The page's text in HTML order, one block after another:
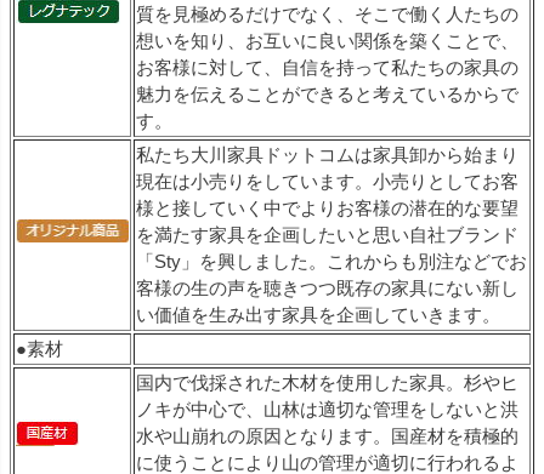
質を見極めるだけでなく、そこで働く人たちの
想いを知り、お互いに良い関係を築くことで、
お客様に対して、自信を持って私たちの家具の
魅力を伝えることができると考えているからで
す。
私たち大川家具ドットコムは家具卸から始まり
現在は小売りをしています。小売りとしてお客
様と接していく中でよりお客様の潜在的な要望
を満たす家具を企画したいと思い自社ブランド
「Sty」を興しました。これからも別注などでお
客様の生の声を聴きつつ既存の家具にない新し
い価値を生み出す家具を企画していきます。
●素材
国内で伐採された木材を使用した家具。杉やヒ
ノキが中心で、山林は適切な管理をしないと洪
水や山崩れの原因となります。国産材を積極的
に使うことにより山の管理が適切に行われるよ